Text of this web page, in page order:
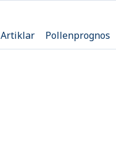
Artiklar Pollenprognos